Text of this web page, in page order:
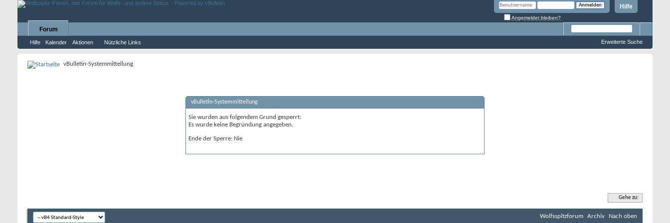
Hilfe
Angemeldet bleiben?
Forum
Hilfe Kalender Aktionen Nützliche Links Erweiterte Suche
vBulletin-Systemmitteilung
vBulletin-Systemmitteilung
Sie wurden aus folgendem Grund gesperrt:
Es wurde keine Begründung angegeben.
Ende der Sperre: Nie
Gehe zu:
Wolfsspitzforum Archiv Nach oben